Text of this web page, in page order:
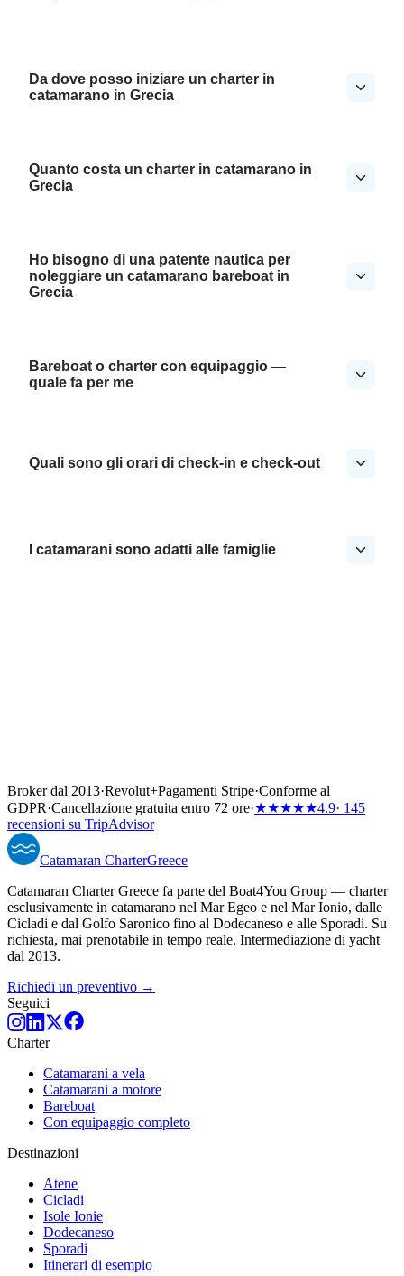
Da dove posso iniziare un charter in
catamarano in Grecia
Quanto costa un charter in catamarano in
Grecia
Ho bisogno di una patente nautica per
noleggiare un catamarano bareboat in
Grecia
Bareboat o charter con equipaggio —
quale fa per me
Quali sono gli orari di check-in e check-out
I catamarani sono adatti alle famiglie
Broker dal 2013·Revolut+Pagamenti Stripe·Conforme al
GDPR·Cancellazione gratuita entro 72 ore·★★★★★4.9· 145
recensioni su TripAdvisor
Catamaran CharterGreece
Catamaran Charter Greece fa parte del Boat4You Group — charter
esclusivamente in catamarano nel Mar Egeo e nel Mar Ionio, dalle
Cicladi e dal Golfo Saronico fino al Dodecaneso e alle Sporadi. Su
richiesta, mai prenotabile in tempo reale. Intermediazione di yacht
dal 2013.
Richiedi un preventivo →
Seguici
Charter
Catamarani a vela
Catamarani a motore
Bareboat
Con equipaggio completo
Destinazioni
Atene
Cicladi
Isole Ionie
Dodecaneso
Sporadi
Itinerari di esempio